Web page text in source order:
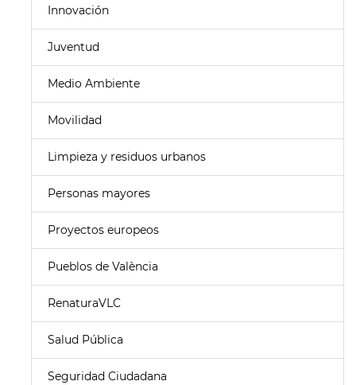
Innovación
Juventud
Medio Ambiente
Movilidad
Limpieza y residuos urbanos
Personas mayores
Proyectos europeos
Pueblos de València
RenaturaVLC
Salud Pública
Seguridad Ciudadana